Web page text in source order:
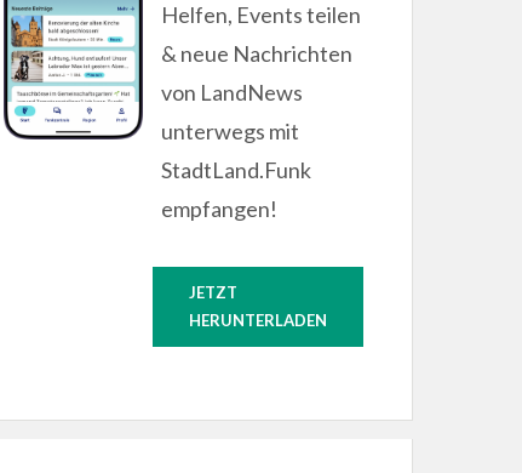
Helfen, Events teilen
& neue Nachrichten
von LandNews
unterwegs mit
StadtLand.Funk
empfangen!
JETZT
HERUNTERLADEN